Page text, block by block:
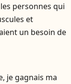
personnes qui
et
un besoin de
je gagnais ma